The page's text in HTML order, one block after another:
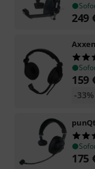
249
159
-33%
175